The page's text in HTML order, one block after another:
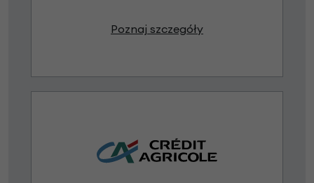
Poznaj szczegóły